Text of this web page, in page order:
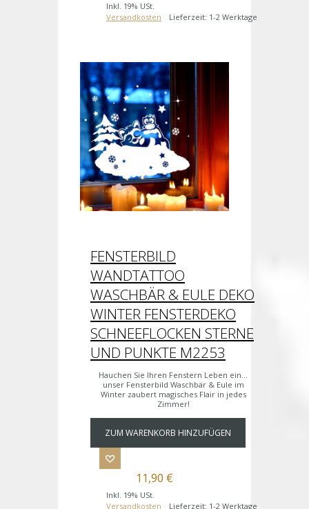
Inkl. 19% USt.
Versandkosten
Lieferzeit: 1-2 Werktage
FENSTERBILD
WANDTATTOO
WASCHBÄR & EULE DEKO
WINTER FENSTERDEKO
SCHNEEFLOCKEN STERNE
UND PUNKTE M2253
Hauchen Sie Ihren Fenstern Leben ein...
unser Fensterbild Waschbär & Eule im
Winter zaubert magisches Flair in jedes
Zimmer!
ZUM WARENKORB HINZUFÜGEN
11,90 €
Inkl. 19% USt.
Versandkosten
Lieferzeit: 1-2 Werktage